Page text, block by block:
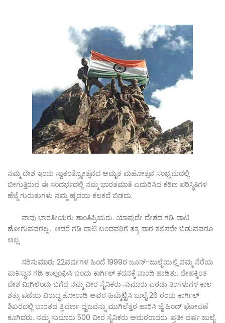
ನಮ್ಮ ದೇಶ ಇಂದು ಸ್ವಾತಂತ್ರ್ಯೋತ್ಸವದ ಅಮೃತ ಮಹೋತ್ಸವ ಸಂಭ್ರಮದಲ್ಲಿ
ಬೀಗುತ್ತಿರುವ ಈ ಸಂದರ್ಭದಲ್ಲಿ ನಮ್ಮ ಭಾರತಮಾತೆ ಎದುರಿಸಿದ ಕಠಿಣ ಪರಿಸ್ಥಿತಿಗಳ
ಹೆಜ್ಜೆ ಗುರುತುಗಳು ನಮ್ಮ ಹೃದಯ ಕಲಕದೆ ಬಿಡದು.
ನಾವು ಭಾರತೀಯರು ಶಾಂತಿಪ್ರಿಯರು. ಯಾವುದೇ ದೇಶದ ಗಡಿ ದಾಟಿ
ಹೋಗುವವರಲ್ಲ... ಆದರೆ ಗಡಿ ದಾಟಿ ಬಂದವರಿಗೆ ತಕ್ಕ ಪಾಠ ಕಲಿಸದೇ ಬಿಡುವವರೂ
ಅಲ್ಲ.
ಸರಿಸುಮಾರು 22ವರ್ಷಗಳ ಹಿಂದೆ 1999ರ ಜೂನ್-ಜುಲೈಯಲ್ಲಿ ನಮ್ಮ ನೆರೆಯ
ಪಾಕಿಸ್ಥಾನ ಗಡಿ ಉಲ್ಲಂಘಿಸಿ ಬಂದು ಕಾರ್ಗಿಲ್ ಕದನಕ್ಕೆ ನಾಂದಿ ಹಾಡಿತು. ದೇಹಕ್ಕಿಂತ
ದೇಶ ಮಿಗಿಲೆಂದು ಬಗೆದ ನಮ್ಮ ವೀರ ಸೈನಿಕರು ಸುಮಾರು ಎರಡು ತಿಂಗಳುಗಳ ಕಾಲ
ಶತ್ರು ಪಡೆಯ ವಿರುದ್ಧ ಹೋರಾಡಿ ಅವರ ಹಿಮ್ಮೆಟ್ಟಿಸಿ ಜುಲೈ 26 ರಂದು ಕಾರ್ಗಿಲ್
ಶಿಖರದಲ್ಲಿ ಭಾರತದ ತ್ರಿವರ್ಣ ಧ್ವಜವನ್ನು ಮುಗಿಲೆತ್ತರ ಹಾರಿಸಿ ಜೈ ಹಿಂದ್ ಘೋಷಣೆ
ಕೂಗಿದರು. ನಮ್ಮ ಸುಮಾರು 500 ವೀರ ಸೈನಿಕರು ಅಮರರಾದರು. ಪ್ರತೀ ವರ್ಷ ಜುಲೈ